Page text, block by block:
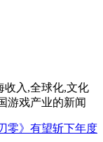
收入,全球化,文化
游戏产业的新闻
零》有望斩下年度